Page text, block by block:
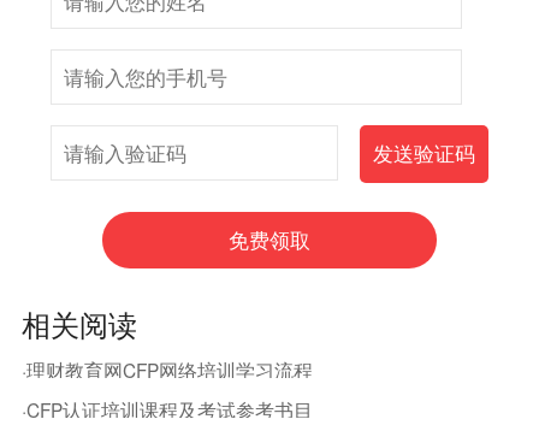
相关阅读
·理财教育网CFP网络培训学习流程
·CFP认证培训课程及考试参考书目